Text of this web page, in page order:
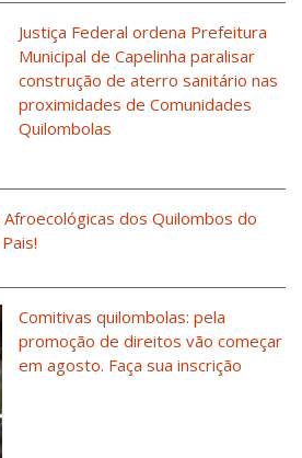
Justiça Federal ordena Prefeitura
Municipal de Capelinha paralisar
construção de aterro sanitário nas
proximidades de Comunidades
Quilombolas
dos Quilombos do
Comitivas quilombolas: pela
promoção de direitos vão começar
em agosto. Faça sua inscrição